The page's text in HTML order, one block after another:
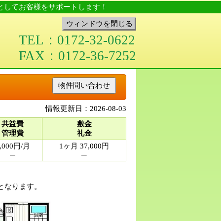
てお客様をサポートします！
TEL：0172-32-0622
FAX：0172-36-7252
ウィンドウを閉じる
物件問い合わせ
情報更新日：2026-08-03
共益費
管理費
敷金
礼金
円/月
─
1ヶ月 37,000円
─
ります。